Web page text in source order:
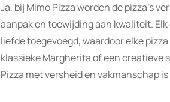
Ja, bij Mimo Pizza worden de pizza’s
aanpak en toewijding aan kwaliteit.
liefde toegevoegd, waardoor elke
klassieke Margherita of een creatieve
Pizza met versheid en vakmanschap